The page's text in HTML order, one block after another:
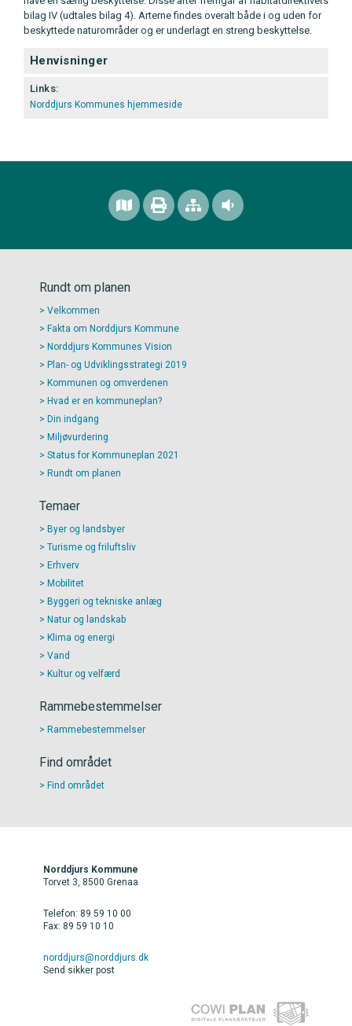
bilag IV (udtales bilag 4). Arterne findes overalt både i og uden for
beskyttede naturområder og er underlagt en streng beskyttelse.
Henvisninger
Links:
Norddjurs Kommunes hjemmeside
Rundt om planen
Velkommen
Fakta om Norddjurs Kommune
Norddjurs Kommunes Vision
Plan- og Udviklingsstrategi 2019
Kommunen og omverdenen
Hvad er en kommuneplan?
Din indgang
Miljøvurdering
Status for Kommuneplan 2021
Rundt om planen
Temaer
Byer og landsbyer
Turisme og friluftsliv
Erhverv
Mobilitet
Byggeri og tekniske anlæg
Natur og landskab
Klima og energi
Vand
Kultur og velfærd
Rammebestemmelser
Rammebestemmelser
Find området
Find området
Norddjurs Kommune
Torvet 3, 8500 Grenaa
Telefon: 89 59 10 00
Fax: 89 59 10 10
norddjurs@norddjurs.dk
Send sikker post